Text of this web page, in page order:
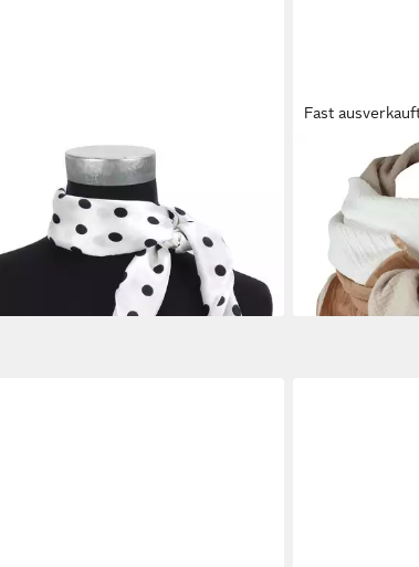
ELLA JONTE
Halstuch, kleines Rockabilly Tuch
Seidenmischung weiß mit schwarzen
Punkten
13,95 €
lieferbar - in 2-3 Werktagen bei dir
Fast
Halstuch
38,90 €
UVP
-15%
lieferbar - in 5-6